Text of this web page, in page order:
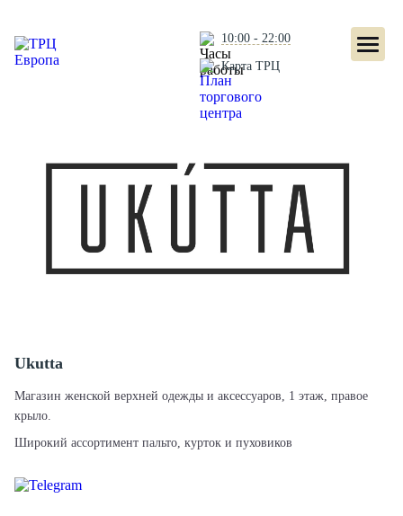
10:00 - 22:00
Карта ТРЦ
Ukutta
Магазин женской верхней одежды и аксессуаров, 1 этаж, правое
крыло.
Широкий ассортимент пальто, курток и пуховиков